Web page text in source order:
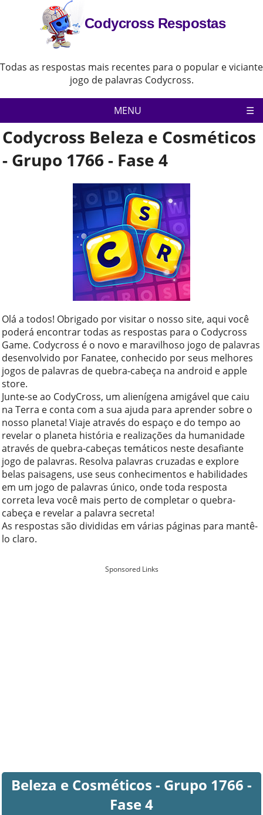
Codycross Respostas
Todas as respostas mais recentes para o popular e viciante
jogo de palavras Codycross.
MENU
Pagina inicial Política de Privacidade
Aviso Legal Contate-Nos
Codycross Beleza e Cosméticos
- Grupo 1766 - Fase 4
Olá a todos! Obrigado por visitar o nosso site, aqui você
poderá encontrar todas as respostas para o Codycross
Game. Codycross é o novo e maravilhoso jogo de palavras
desenvolvido por Fanatee, conhecido por seus melhores
jogos de palavras de quebra-cabeça na android e apple
store.
Junte-se ao CodyCross, um alienígena amigável que caiu
na Terra e conta com a sua ajuda para aprender sobre o
nosso planeta! Viaje através do espaço e do tempo ao
revelar o planeta história e realizações da humanidade
através de quebra-cabeças temáticos neste desafiante
jogo de palavras. Resolva palavras cruzadas e explore
belas paisagens, use seus conhecimentos e habilidades
em um jogo de palavras único, onde toda resposta
correta leva você mais perto de completar o quebra-
cabeça e revelar a palavra secreta!
As respostas são divididas em várias páginas para mantê-
lo claro.
Sponsored Links
Beleza e Cosméticos - Grupo 1766 -
Fase 4